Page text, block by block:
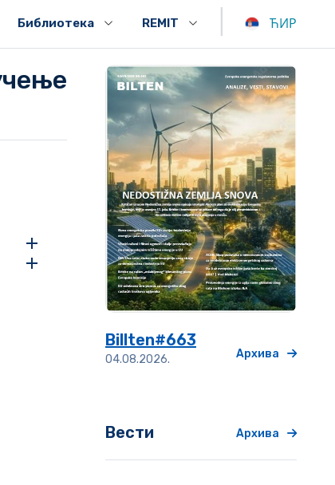
Библиотека REMIT | ЋИР
Billten#663
04.08.2026. Архива
Вести Архива